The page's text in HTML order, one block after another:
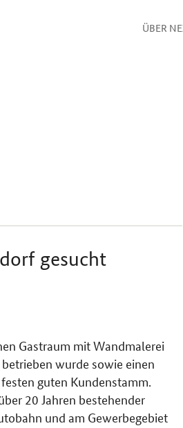
ÜBER
gesucht
Gastraum mit Wandmalerei
wurde sowie einen
guten Kundenstamm.
20 Jahren bestehender
und am Gewerbegebiet